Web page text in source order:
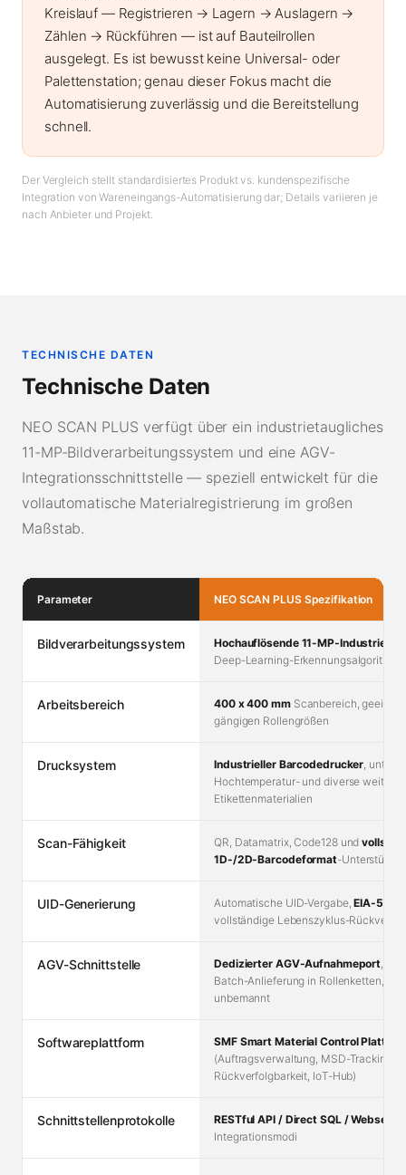
Kreislauf — Registrieren → Lagern → Auslagern →
Zählen → Rückführen — ist auf Bauteilrollen
ausgelegt. Es ist bewusst keine Universal- oder
Palettenstation; genau dieser Fokus macht die
Automatisierung zuverlässig und die Bereitstellung
schnell.
Der Vergleich stellt standardisiertes Produkt vs. kundenspezifische
Integration von Wareneingangs-Automatisierung dar; Details variieren je
nach Anbieter und Projekt.
TECHNISCHE DATEN
Technische Daten
NEO SCAN PLUS verfügt über ein industrietaugliches
11-MP-Bildverarbeitungssystem und eine AGV-
Integrationsschnittstelle — speziell entwickelt für die
vollautomatische Materialregistrierung im großen
Maßstab.
Parameter NEO SCAN PLUS Spezifikation
Bildverarbeitungssystem
Hochauflösende 11-MP-
Deep-Learning-
Arbeitsbereich 400 x 400 mmScanbereich,
gängigen Rollengrößen
Drucksystem Industrieller Barcodedrucker,
Hochtemperatur- und diverse weitere
Etikettenmaterialien
Scan-Fähigkeit QR, Datamatrix, Code128 und
1D-/2D-Barcodeformat-
UID-Generierung Automatische UID-Vergabe,EIA-564-
vollständige Lebenszyklus-
AGV-Schnittstelle Dedizierter AGV-Aufnahmeport,
Batch-Anlieferung in Rollenketten, 24/
unbemannt
Softwareplattform
SMF Smart Material Control
(Auftragsverwaltung, MSD-Tracking,
Rückverfolgbarkeit, IoT-Hub)
Schnittstellenprotokolle
RESTful API / Direct SQL /
Integrationsmodi